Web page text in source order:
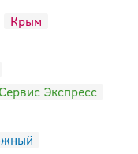
Крым
Экспресс